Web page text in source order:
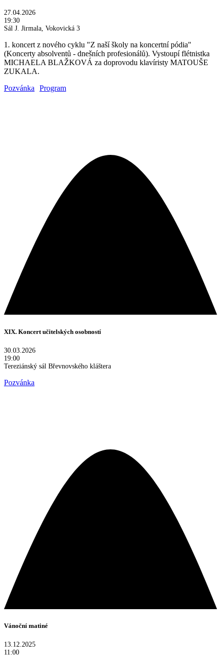
27.04.2026
19:30
Sál J. Jirmala, Vokovická 3
1. koncert z nového cyklu "Z naší školy na koncertní pódia"
(Koncerty absolventů - dnešních profesionálů). Vystoupí flétnistka
MICHAELA BLAŽKOVÁ za doprovodu klavíristy MATOUŠE
ZUKALA.
Pozvánka
Program
XIX. Koncert učitelských osobností
30.03.2026
19:00
Tereziánský sál Břevnovského kláštera
Pozvánka
Vánoční matiné
13.12.2025
11:00